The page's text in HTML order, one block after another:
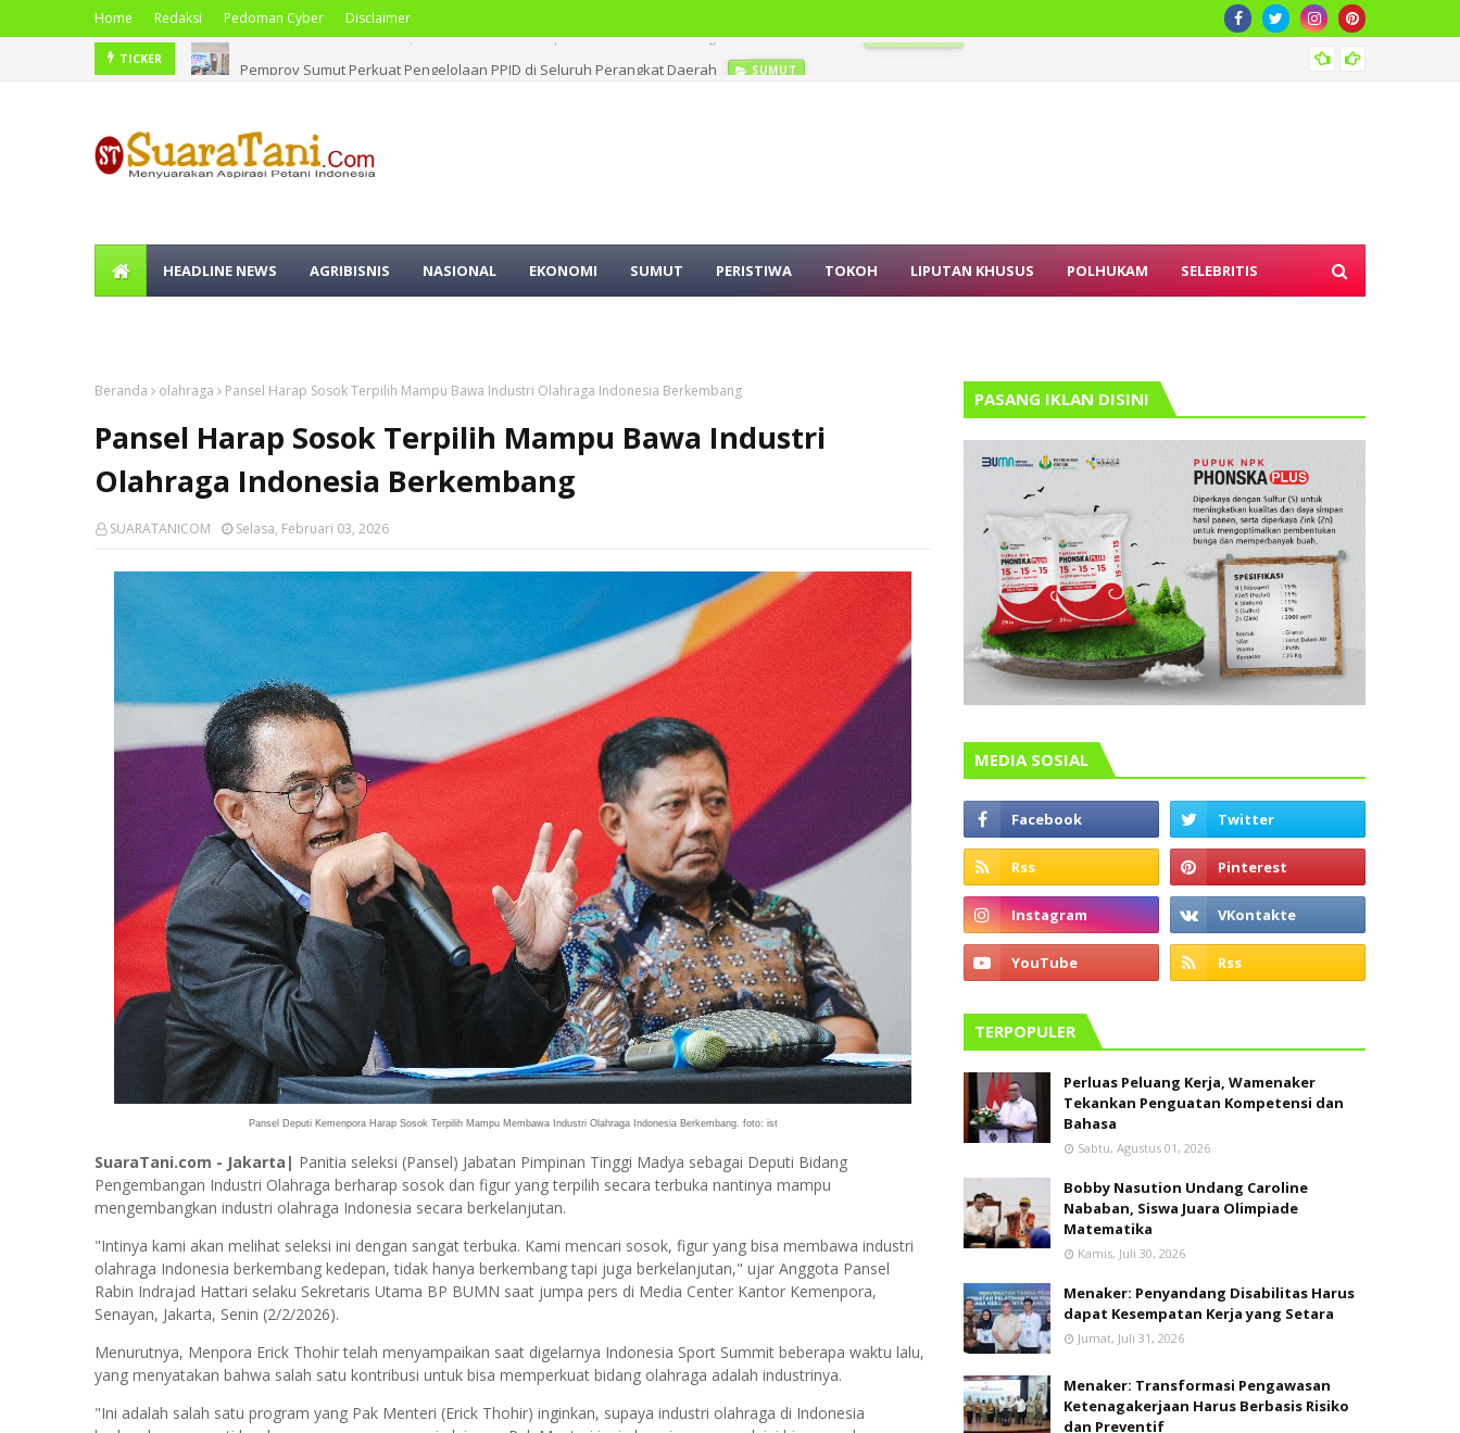
Home Redaksi Pedoman Cyber Disclaimer
TICKER SUMUT
HEADLINE NEWS AGRIBISNIS NASIONAL EKONOMI SUMUT PERISTIWA TOKOH LIPUTAN KHUSUS POLHUKAM SELEBRITIS
Beranda olahraga Pansel Harap Sosok Terpilih Mampu Bawa Industri Olahraga Indonesia Berkembang
Pansel Harap Sosok Terpilih Mampu Bawa Industri
Olahraga Indonesia Berkembang
SUARATANICOM Selasa, Februari 03, 2026
Pansel Deputi Kemenpora Harap Sosok Terpilih Mampu Membawa Industri Olahraga Indonesia Berkembang. foto: ist
SuaraTani.com - Jakarta| Panitia seleksi (Pansel) Jabatan Pimpinan Tinggi Madya sebagai Deputi Bidang
Pengembangan Industri Olahraga berharap sosok dan figur yang terpilih secara terbuka nantinya mampu
mengembangkan industri olahraga Indonesia secara berkelanjutan.
"Intinya kami akan melihat seleksi ini dengan sangat terbuka. Kami mencari sosok, figur yang bisa membawa industri
olahraga Indonesia berkembang kedepan, tidak hanya berkembang tapi juga berkelanjutan," ujar Anggota Pansel
Rabin Indrajad Hattari selaku Sekretaris Utama BP BUMN saat jumpa pers di Media Center Kantor Kemenpora,
Senayan, Jakarta, Senin (2/2/2026).
Menurutnya, Menpora Erick Thohir telah menyampaikan saat digelarnya Indonesia Sport Summit beberapa waktu lalu,
yang menyatakan bahwa salah satu kontribusi untuk bisa memperkuat bidang olahraga adalah industrinya.
"Ini adalah salah satu program yang Pak Menteri (Erick Thohir) inginkan, supaya industri olahraga di Indonesia
PASANG IKLAN DISINI
MEDIA SOSIAL
TERPOPULER
Perluas Peluang Kerja, Wamenaker
Tekankan Penguatan Kompetensi dan
Bahasa
Sabtu, Agustus 01, 2026
Bobby Nasution Undang Caroline
Nababan, Siswa Juara Olimpiade
Matematika
Kamis, Juli 30, 2026
Menaker: Penyandang Disabilitas Harus
dapat Kesempatan Kerja yang Setara
Jumat, Juli 31, 2026
Menaker: Transformasi Pengawasan
Ketenagakerjaan Harus Berbasis Risiko
dan Preventif